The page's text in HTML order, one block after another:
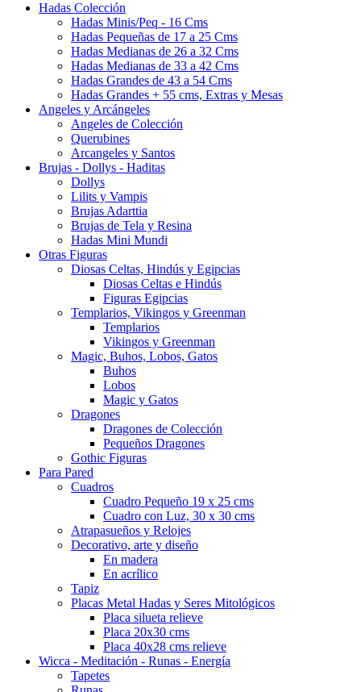
Hadas Colección
Hadas Minis/Peq - 16 Cms
Hadas Pequeñas de 17 a 25 Cms
Hadas Medianas de 26 a 32 Cms
Hadas Medianas de 33 a 42 Cms
Hadas Grandes de 43 a 54 Cms
Hadas Grandes + 55 cms, Extras y Mesas
Angeles y Arcángeles
Angeles de Colección
Querubines
Arcangeles y Santos
Brujas - Dollys - Haditas
Dollys
Lilits y Vampis
Brujas Adarttia
Brujas de Tela y Resina
Hadas Mini Mundi
Otras Figuras
Diosas Celtas, Hindús y Egipcias
Diosas Celtas e Hindús
Figuras Egipcias
Templarios, Vikingos y Greenman
Templarios
Vikingos y Greenman
Magic, Buhos, Lobos, Gatos
Buhos
Lobos
Magic y Gatos
Dragones
Dragones de Colección
Pequeños Dragones
Gothic Figuras
Para Pared
Cuadros
Cuadro Pequeño 19 x 25 cms
Cuadro con Luz, 30 x 30 cms
Atrapasueños y Relojes
Decorativo, arte y diseño
En madera
En acrílico
Tapiz
Placas Metal Hadas y Seres Mitológicos
Placa silueta relieve
Placa 20x30 cms
Placa 40x28 cms relieve
Wicca - Meditación - Runas - Energía
Tapetes